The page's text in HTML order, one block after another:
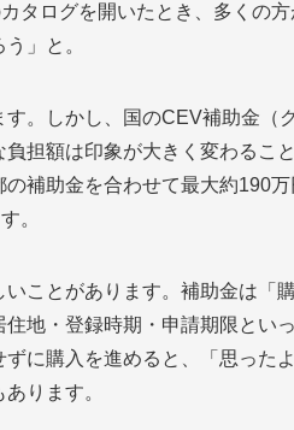
タログを開いたとき、多くの
」と。
。しかし、国のCEV補助金（
担額は印象が大きく変わるこ
補助金を合わせて最大約190
。
ことがあります。補助金は「
地・登録時期・申請期限とい
に購入を進めると、「思った
ります。